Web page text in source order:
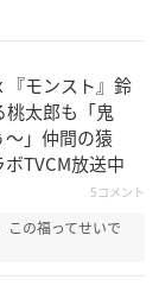
『モンスト』鈴
桃太郎も「鬼
」仲間の猿
TVCM放送中
5コメント
この福ってせいで